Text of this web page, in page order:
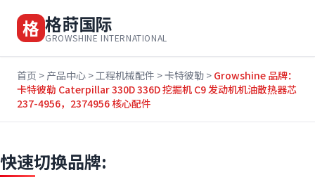
格 格莳国际
GROWSHINE INTERNATIONAL
首页 > 产品中心 >工程机械配件 >卡特彼勒 > Growshine 品牌：
卡特彼勒 Caterpillar 330D 336D 挖掘机 C9 发动机机油散热器芯
237-4956，2374956 核心配件
快速切换品牌: